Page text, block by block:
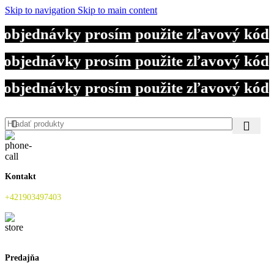
Skip to navigation Skip to main content
prosím použite zľavový kód
prosím použite zľavový kód
prosím použite zľavový kód
Kontakt
+421903497403
Predajňa